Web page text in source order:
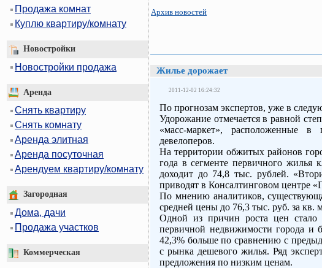
Продажа комнат
Куплю квартиру/комнату
Новостройки
Новостройки продажа
Аренда
Снять квартиру
Снять комнату
Аренда элитная
Аренда посуточная
Арендуем квартиру/комнату
Загородная
Дома, дачи
Продажа участков
Коммерческая
Архив новостей
Жилье дорожает
2011-12-02 16:24:32
По прогнозам экспертов, уже в
Удорожание отмечается в равной
«масс-маркет», расположенные в
девелоперов.
На территории обжитых районов
года в сегменте первичного жилья
доходит до 74,8 тыс. рублей.
приводят в Консалтинговом центре
По мнению аналитиков,
средней цены до 76,3 тыс. руб. за кв.
Одной из причин роста цен стало
первичной недвижимости города и
42,3% больше по сравнению с
с рынка дешевого жилья. Ряд
предложения по низким ценам.